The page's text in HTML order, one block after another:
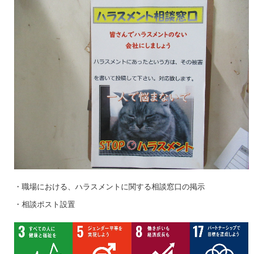
・職場における、ハラスメントに関する相談窓口の掲示
・相談ポスト設置